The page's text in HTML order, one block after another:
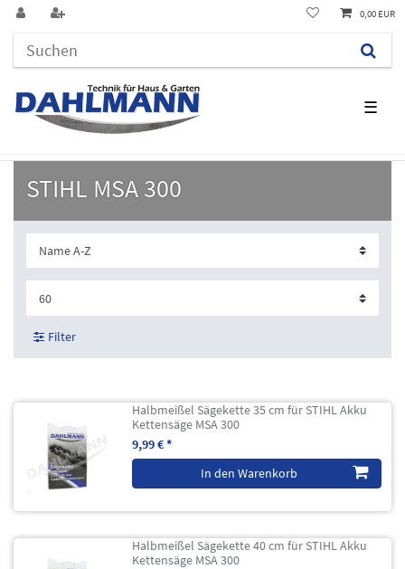
☰
0,00 EUR
STIHL MSA 300
Filter
Halbmeißel Sägekette 35 cm für STIHL Akku
Kettensäge MSA 300
9,99 € *
In den Warenkorb
Halbmeißel Sägekette 40 cm für STIHL Akku
Kettensäge MSA 300